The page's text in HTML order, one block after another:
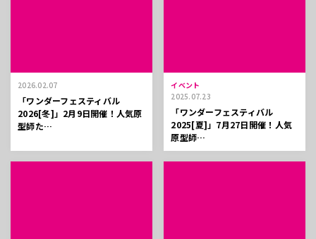
2026.02.07
「ワンダーフェスティバル
2026[冬]」2月9日開催！人気原
型師た…
イベント
2025.07.23
「ワンダーフェスティバル
2025[夏]」7月27日開催！人気
原型師…